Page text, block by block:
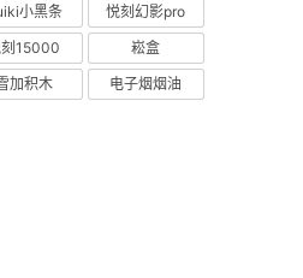
小黑条 悦刻幻影pro
15000 崧盒
加积木 电子烟烟油